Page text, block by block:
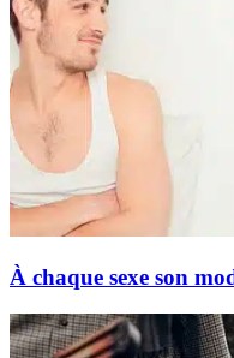
À chaque sexe son